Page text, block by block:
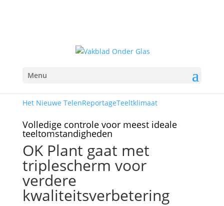
Menu
Het Nieuwe TelenReportageTeeltklimaat
Volledige controle voor meest ideale
teeltomstandigheden
OK Plant gaat met
triplescherm voor
verdere
kwaliteitsverbetering